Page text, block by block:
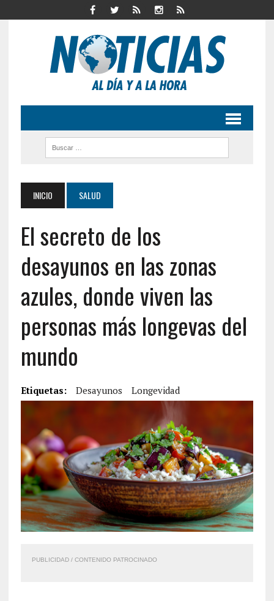
INICIO SALUD
El secreto de los
desayunos en las zonas
azules, donde viven las
personas más longevas del
mundo
Etiquetas: Desayunos Longevidad
PUBLICIDAD / CONTENIDO PATROCINADO